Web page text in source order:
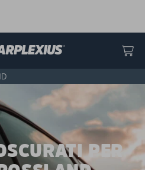
PER